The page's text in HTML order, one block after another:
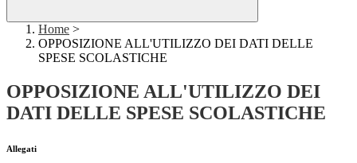
Home >
OPPOSIZIONE ALL'UTILIZZO DEI DATI DELLE
SPESE SCOLASTICHE
OPPOSIZIONE ALL'UTILIZZO DEI
DATI DELLE SPESE SCOLASTICHE
Allegati